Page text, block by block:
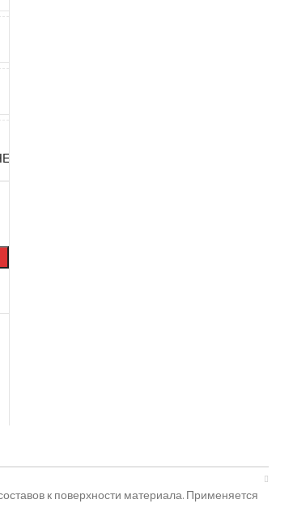
МЕНЕЕ
к поверхности материала. Применяется